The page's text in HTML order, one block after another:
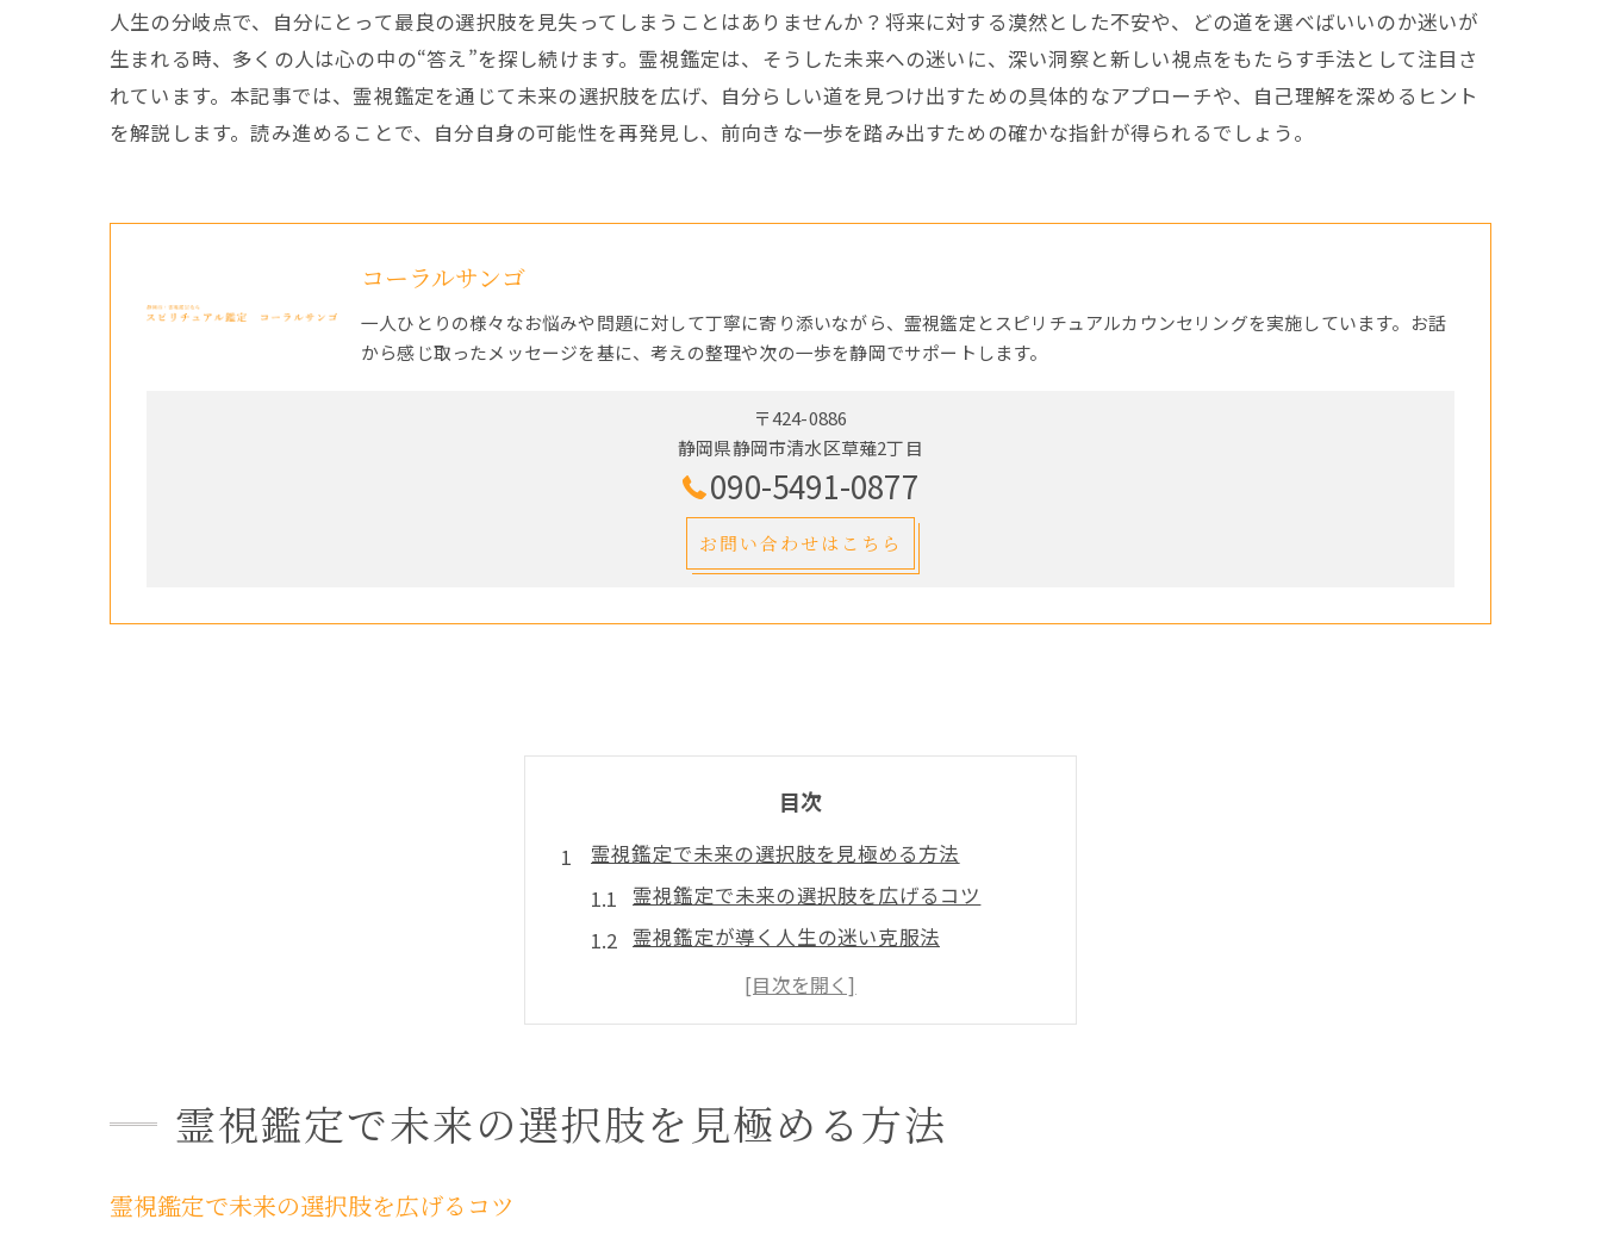
人生の分岐点で、自分にとって最良の選択肢を見失ってしまうことはありませんか？将来に対する漠然とした不安や、どの道を選べばいいのか迷いが
生まれる時、多くの人は心の中の“答え”を探し続けます。霊視鑑定は、そうした未来への迷いに、深い洞察と新しい視点をもたらす手法として注目さ
れています。本記事では、霊視鑑定を通じて未来の選択肢を広げ、自分らしい道を見つけ出すための具体的なアプローチや、自己理解を深めるヒント
を解説します。読み進めることで、自分自身の可能性を再発見し、前向きな一歩を踏み出すための確かな指針が得られるでしょう。
コーラルサンゴ
一人ひとりの様々なお悩みや問題に対して丁寧に寄り添いながら、霊視鑑定とスピリチュアルカウンセリングを実施しています。お話
から感じ取ったメッセージを基に、考えの整理や次の一歩を静岡でサポートします。
〒424-0886
静岡県静岡市清水区草薙2丁目
090-5491-0877
お問い合わせはこちら
目次
霊視鑑定で未来の選択肢を見極める方法
霊視鑑定で未来の選択肢を広げるコツ
霊視鑑定が導く人生の迷い克服法
霊視未来当たった体験と選択のヒント
霊視鑑定で自分に合う道を見つける秘訣
霊視鑑定で後悔しない選択を目指す方法
霊視鑑定が導くこれからの人生のヒント
霊視鑑定で未来の選択肢を見極める方法
霊視鑑定で未来の選択肢を広げるコツ